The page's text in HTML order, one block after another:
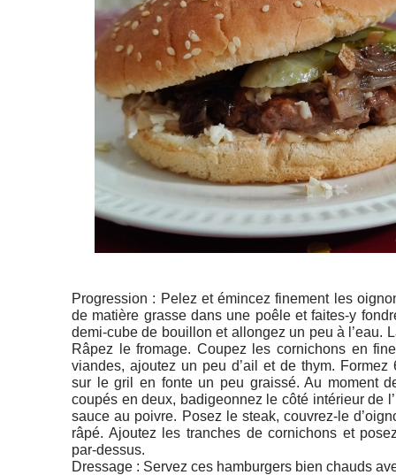
Progression : Pelez et émincez finement les
de matière grasse dans une poêle et faites-y
demi-cube de bouillon et allongez un peu à l’eau.
Râpez le fromage. Coupez les cornichons en
viandes, ajoutez un peu d’ail et de thym.
sur le gril en fonte un peu graissé. Au moment
coupés en deux, badigeonnez le côté intérieur de
sauce au poivre. Posez le steak, couvrez-le
râpé. Ajoutez les tranches de cornichons et
par-dessus.
Dressage : Servez ces hamburgers bien chauds